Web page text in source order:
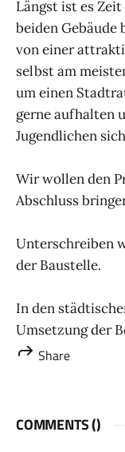
Längst ist es
beiden Gebäude
von einer
selbst am
um einen
gerne aufhalten
Jugendlichen
Wir wollen den
Abschluss
Unterschreiben
der Baustelle.
In den
Umsetzung der
Share
COMMENTS ()